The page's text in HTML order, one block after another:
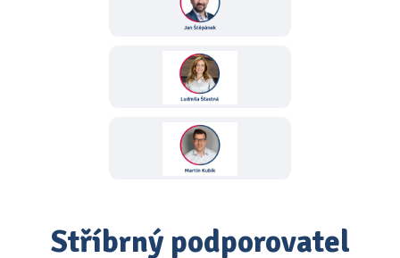
Stříbrný podporovatel